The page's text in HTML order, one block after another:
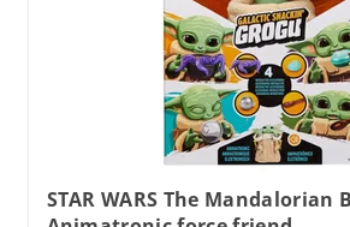
STAR WARS The Mandalorian